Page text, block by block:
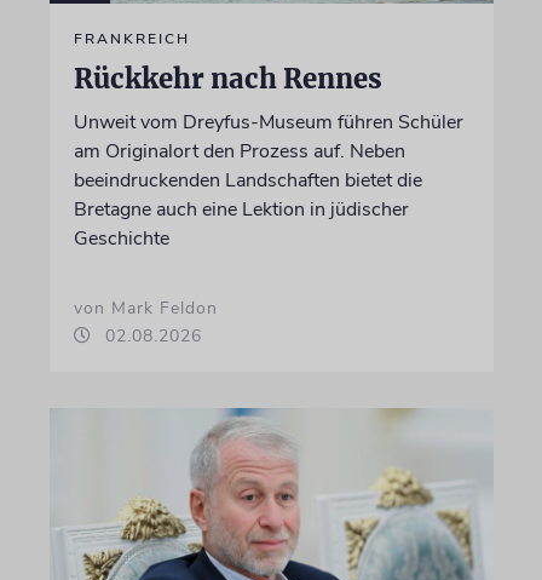
FRANKREICH
Rückkehr nach Rennes
Unweit vom Dreyfus-Museum führen Schüler
am Originalort den Prozess auf. Neben
beeindruckenden Landschaften bietet die
Bretagne auch eine Lektion in jüdischer
Geschichte
von Mark Feldon
02.08.2026